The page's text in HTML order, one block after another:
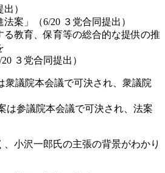
）
案」（6/20 ３党合同提出）
る教育、保育等の総合的な提供の推
３党合同提出）
衆議院本会議で可決され、衆議院
議院本会議で可決され、法案
小沢一郎氏の主張の背景がわかり